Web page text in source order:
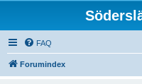
FAQ
Forumindex